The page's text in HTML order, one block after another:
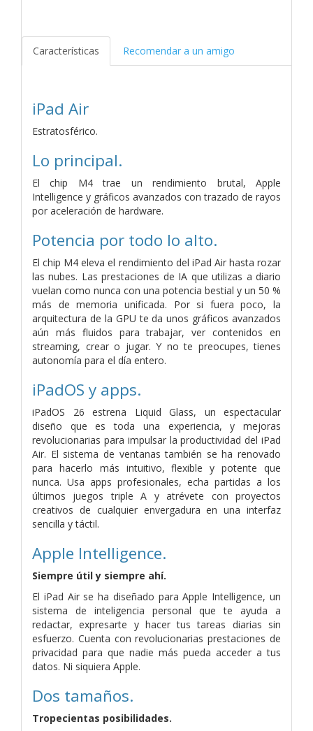
Características Recomendar a un amigo
iPad Air
Estratosférico.
Lo principal.
El chip M4 trae un rendimiento brutal, Apple
Intelligence y gráficos avanzados con trazado de rayos
por aceleración de hardware.
Potencia por todo lo alto.
El chip M4 eleva el rendimiento del iPad Air hasta rozar
las nubes. Las prestaciones de IA que utilizas a diario
vuelan como nunca con una potencia bestial y un 50 %
más de memoria unificada. Por si fuera poco, la
arquitectura de la GPU te da unos gráficos avanzados
aún más fluidos para trabajar, ver contenidos en
streaming, crear o jugar. Y no te preocupes, tienes
autonomía para el día entero.
iPadOS y apps.
iPadOS 26 estrena Liquid Glass, un espectacular
diseño que es toda una experiencia, y mejoras
revolucionarias para impulsar la productividad del iPad
Air. El sistema de ventanas también se ha renovado
para hacerlo más intuitivo, flexible y potente que
nunca. Usa apps profesionales, echa partidas a los
últimos juegos triple A y atrévete con proyectos
creativos de cualquier envergadura en una interfaz
sencilla y táctil.
Apple Intelligence.
Siempre útil y siempre ahí.
El iPad Air se ha diseñado para Apple Intelligence, un
sistema de inteligencia personal que te ayuda a
redactar, expresarte y hacer tus tareas diarias sin
esfuerzo. Cuenta con revolucionarias prestaciones de
privacidad para que nadie más pueda acceder a tus
datos. Ni siquiera Apple.
Dos tamaños.
Tropecientas posibili­dades.